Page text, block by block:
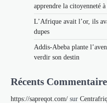
apprendre la citoyenneté à
L’Afrique avait l’or, ils
dupes
Addis-Abeba plante
verdir son destin
Récents
https://sapreqot.com/ sur